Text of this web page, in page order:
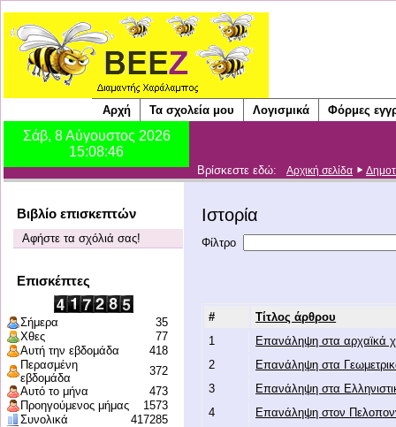
Αρχή Τα σχολεία μου Λογισμικά Φόρμες
Βρίσκεστε εδώ: Αρχική σελίδα
Βιβλίο επισκεπτών
Αφήστε τα σχόλιά σας!
Επισκέπτες
Σήμερα
35
Χθες
77
Αυτή την εβδομάδα
418
Περασμένη
εβδομάδα
372
Αυτό το μήνα
473
Προηγούμενος μήμας
1573
Συνολικά
417285
Ιστορία
Φίλτρο
#
Τίτλος άρθρου
1
Επανάληψη στα αρχαϊκά
2
Επανάληψη στα
3
Επανάληψη στα
4
Επανάληψη στον